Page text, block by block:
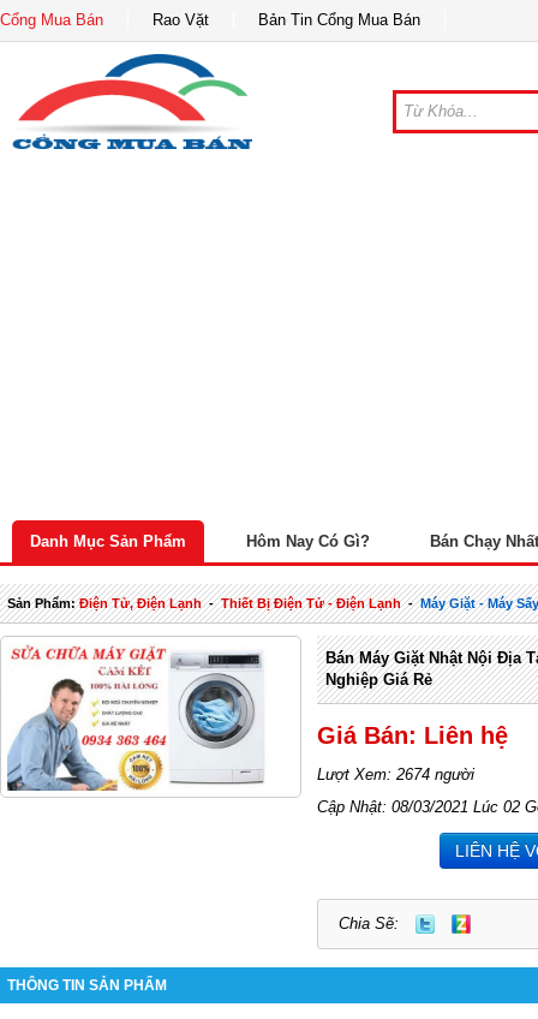
Cổng Mua Bán Rao Vặt Bản Tin Cổng Mua Bán
Danh Mục Sản Phẩm Hôm Nay Có Gì? Bán Chạy Nhất
Sản Phẩm:Điện Tử, Điện Lạnh-Thiết Bị Điện Tử - Điện Lạnh-Máy Giặt - Máy
Bán Máy Giặt Nhật Nội Địa
Nghiệp Giá Rẻ
Giá Bán: Liên hệ
Lượt Xem: 2674 người
Cập Nhật: 08/03/2021 Lúc 02
LIÊN HỆ
Chia Sẽ:
THÔNG TIN SẢN PHẨM